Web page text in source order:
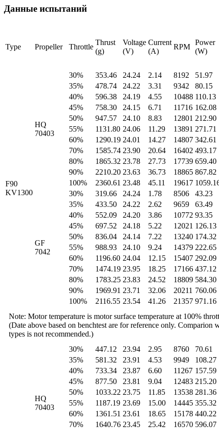
Данные испытаний
Type Propeller Throttle
Thrust
(g)
Voltage
(V)
Current
(A)
RPM
Power
(W)
F90
KV1300
HQ
70403
30% 353.46 24.24 2.14 8192
51.97
35%
478.74 24.22 3.31 9342
80.15
40%
596.38 24.19 4.55 10488 110.13
45%
758.30 24.15 6.71 11716 162.08
50%
947.57 24.10 8.83 12801 212.90
55%
1131.80 24.06 11.29 13891 271.71
60%
1290.19 24.01 14.27 14807 342.61
70%
1585.74 23.90 20.64 16402 493.17
80%
1865.32 23.78 27.73 17739 659.40
90%
2210.20 23.63 36.73 18865 867.82
100%
2360.61 23.48 45.11 19617
GF
7042
30% 319.66 24.24 1.78 8506
43.23
35%
433.50 24.22 2.62 9659
63.49
40%
552.09 24.20 3.86 10772 93.35
45%
697.52 24.18 5.22 12021 126.13
50%
836.04 24.14 7.22 13240 174.32
55%
988.93 24.10 9.24 14379 222.65
60%
1196.60 24.04 12.15 15407 292.09
70%
1474.19 23.95 18.25 17166 437.12
80%
1783.25 23.83 24.52 18809 584.30
90%
1969.91 23.71 32.06 20211 760.06
100%
2116.55 23.54 41.26 21357 971.16
Note: Motor temperature is motor surface temperature at 100%
(Date above based on benchtest are for reference only. Comparion
types is not recommended.)
HQ
70403
30% 447.12 23.94 2.95 8760
70.61
35%
581.32 23.91 4.53 9949
108.27
40%
733.34 23.87 6.60 11267 157.59
45%
877.50 23.81 9.04 12483 215.20
50%
1033.22 23.75 11.85 13538 281.36
55%
1187.19 23.69 15.00 14445 355.32
60%
1361.51 23.61 18.65 15178 440.22
70%
1640.76 23.45 25.42 16570 596.07